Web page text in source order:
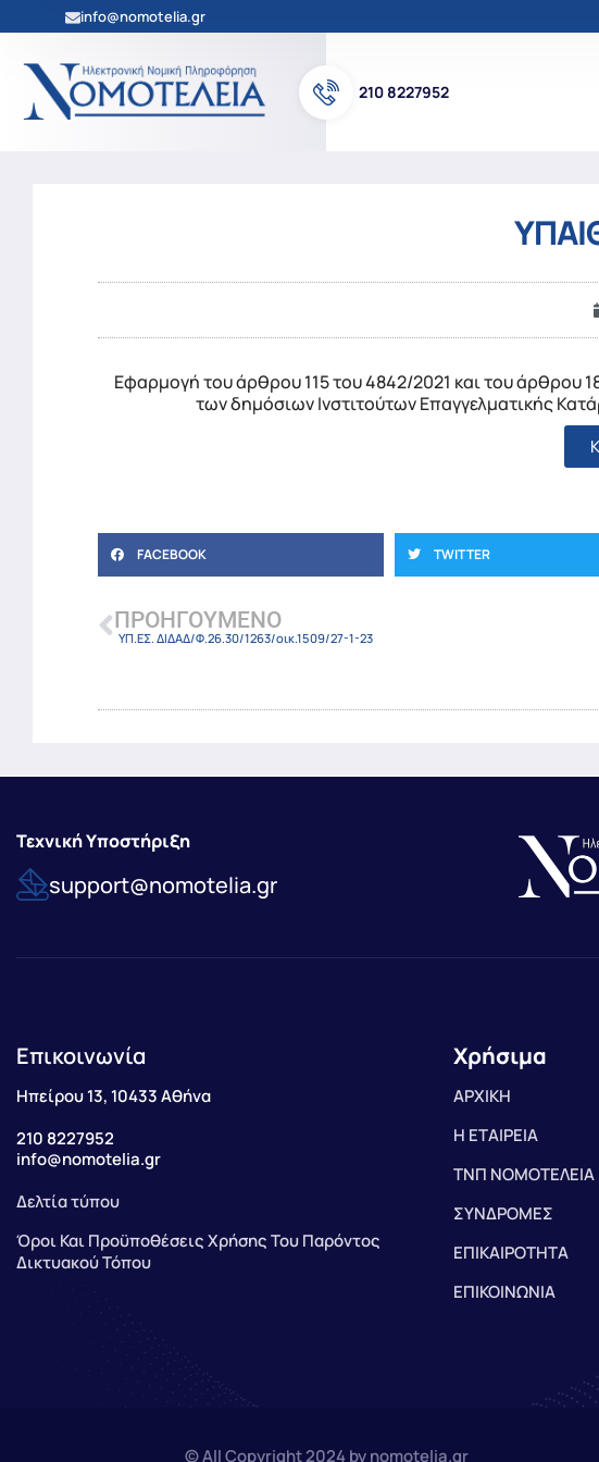
info@nomotelia.gr
210 8227952
Εφαρμογή του άρθρου 115 του 4842/2021 και του άρθρου
των δημόσιων Ινστιτούτων Επαγγελματικής
FACEBOOK TWITTER
ΠΡΟΗΓΟΎΜΕΝΟ
ΥΠ.ΕΣ. ΔΙΔΑΔ/Φ.26.30/1263/οικ.1509/27-1-23
Τεχνική Υποστήριξη
support@nomotelia.gr
Επικοινωνία
Ηπείρου 13, 10433 Αθήνα
210 8227952
info@nomotelia.gr
Δελτία τύπου
Όροι Και Προϋποθέσεις Χρήσης Του Παρόντος
Δικτυακού Τόπου
Χρήσιμα
ΑΡΧΙΚΗ
Η ΕΤΑΙΡΕΙΑ
ΤΝΠ ΝΟΜΟΤΕΛΕΙΑ
ΣΥΝΔΡΟΜΕΣ
ΕΠΙΚΑΙΡΟΤΗΤΑ
ΕΠΙΚΟΙΝΩΝΙΑ
© All Copyright 2024 by nomotelia.gr